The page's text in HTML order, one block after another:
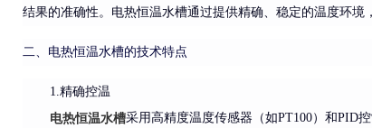
结果的准确性。电热恒温水槽通过提供精确、稳定的温度环境
二、电热恒温水槽的技术特点
1.精确控温
电热恒温水槽采用高精度温度传感器（如PT100）和PID